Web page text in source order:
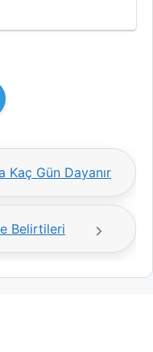
Kaç Gün Dayanır
Belirtileri